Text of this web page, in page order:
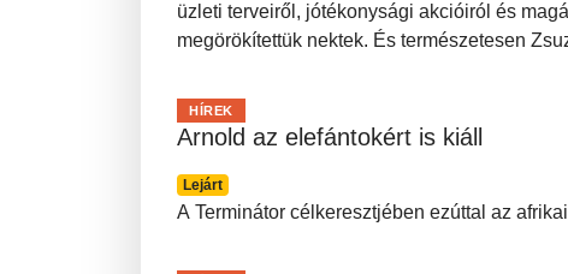
üzleti terveiről, jótékonysági akcióiról és
megörökítettük nektek. És természetesen
Arnold az elefántokért is kiáll
Lejárt
HÍREK
A Terminátor célkeresztjében ezúttal az